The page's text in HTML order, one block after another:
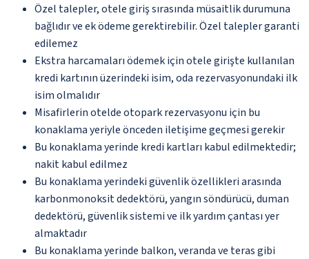
Özel talepler, otele giriş sırasında müsaitlik durumuna
bağlıdır ve ek ödeme gerektirebilir. Özel talepler garanti
edilemez
Ekstra harcamaları ödemek için otele girişte kullanılan
kredi kartının üzerindeki isim, oda rezervasyonundaki ilk
isim olmalıdır
Misafirlerin otelde otopark rezervasyonu için bu
konaklama yeriyle önceden iletişime geçmesi gerekir
Bu konaklama yerinde kredi kartları kabul edilmektedir;
nakit kabul edilmez
Bu konaklama yerindeki güvenlik özellikleri arasında
karbonmonoksit dedektörü, yangın söndürücü, duman
dedektörü, güvenlik sistemi ve ilk yardım çantası yer
almaktadır
Bu konaklama yerinde balkon, veranda ve teras gibi